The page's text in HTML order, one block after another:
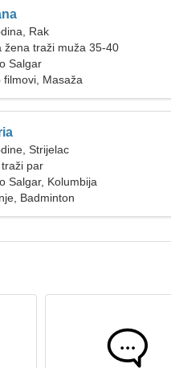
Rak
žena traži muža 35-40
Salgar
filmovi, Masaža
Strijelac
par
Salgar, Kolumbija
Badminton